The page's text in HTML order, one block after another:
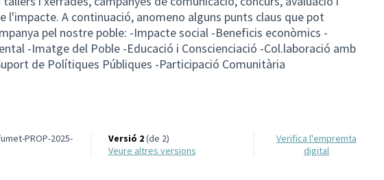
l'impacte. A continuació, anomeno alguns punts claus que pot
pel nostre poble: -Impacte social -Beneficis econòmics -
-Imatge del Poble -Educació i Conscienciació -Col.laboració amb
de Polítiques Públiques -Participació Comunitària
PROP-2025-
Versió 2(de 2)
veure altres versions
Verifica l'empremta
digital